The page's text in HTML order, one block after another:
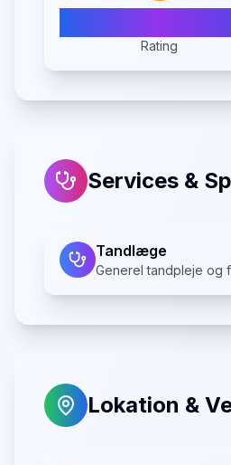
Rating
Services &
Tandlæge
Generel tandpleje og
Lokation &